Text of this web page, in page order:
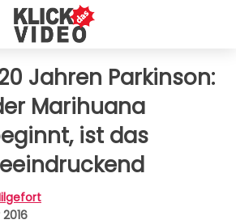
Jahren Parkinson:
Marihuana
ist das